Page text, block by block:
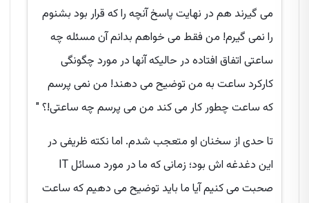
می گیرند هم در نهایت پاسخ آنچه را که قرار بود بشنوم
را نمی گیرم! من فقط می خواهم بدانم آن مسئله چه
ساعتی اتفاق افتاده در حالیکه آنها در مورد چگونگی
کارکرد ساعت به من توضیح می دهند! من نمی پرسم
که ساعت چطور کار می کند من می پرسم چه ساعتی!؟ "
تا حدی از سخنان او متعجب شدم. اما نکته ظریفی در
این دغدغه اش بود؛ زمانی که ما در مورد مسائل IT
صحبت می کنیم آیا ما باید توضیح می دهیم که ساعت